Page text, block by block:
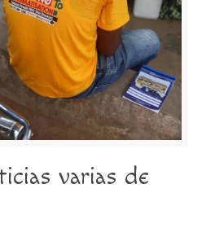
varias de